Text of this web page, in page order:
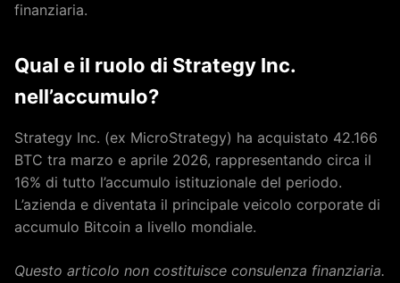
finanziaria.
Qual e il ruolo di Strategy Inc.
nell’accumulo?
Strategy Inc. (ex MicroStrategy) ha acquistato 42.166
BTC tra marzo e aprile 2026, rappresentando circa il
16% di tutto l’accumulo istituzionale del periodo.
L’azienda e diventata il principale veicolo corporate di
accumulo Bitcoin a livello mondiale.
Questo articolo non costituisce consulenza finanziaria.